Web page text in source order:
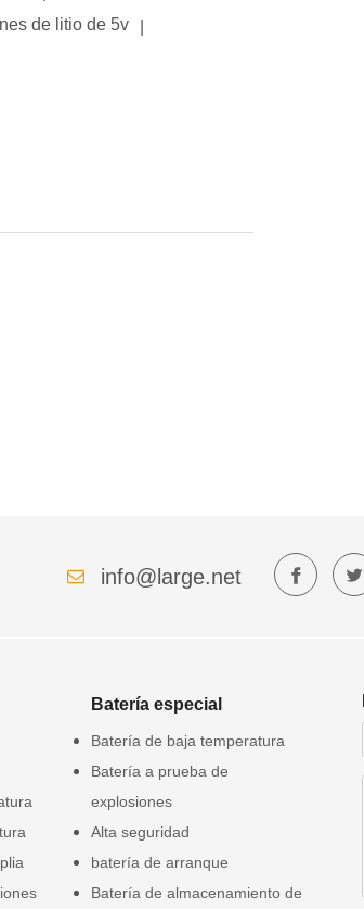
de litio de 5v
info@large.net
Batería especial
Batería de baja temperatura
Batería a prueba de
explosiones
Alta seguridad
batería de arranque
Batería de almacenamiento de